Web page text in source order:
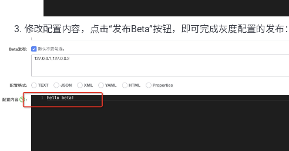
修改配置内容，点击“发布Beta”按钮，即可完成灰度配置的发布：